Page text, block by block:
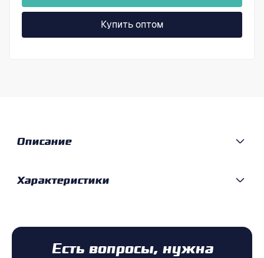
Купить оптом
Описание
Характеристики
Есть вопросы, нужна